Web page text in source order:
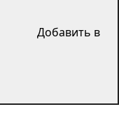
Добавить в